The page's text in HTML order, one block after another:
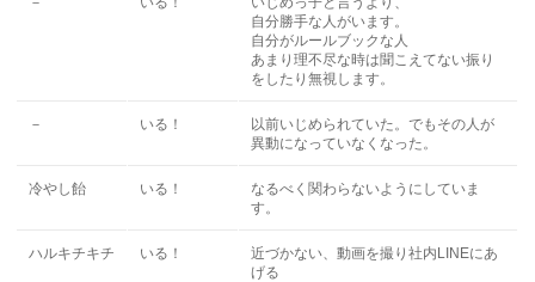
自分勝手な人がいます。
自分がルールブックな人
あまり理不尽な時は聞こえてない振り
をしたり無視します。
－ いる！
以前いじめられていた。でもその人が
異動になっていなくなった。
冷やし飴 いる！
なるべく関わらないようにしていま
す。
ハルキチキチ いる！
近づかない、動画を撮り社内LINEにあ
げる